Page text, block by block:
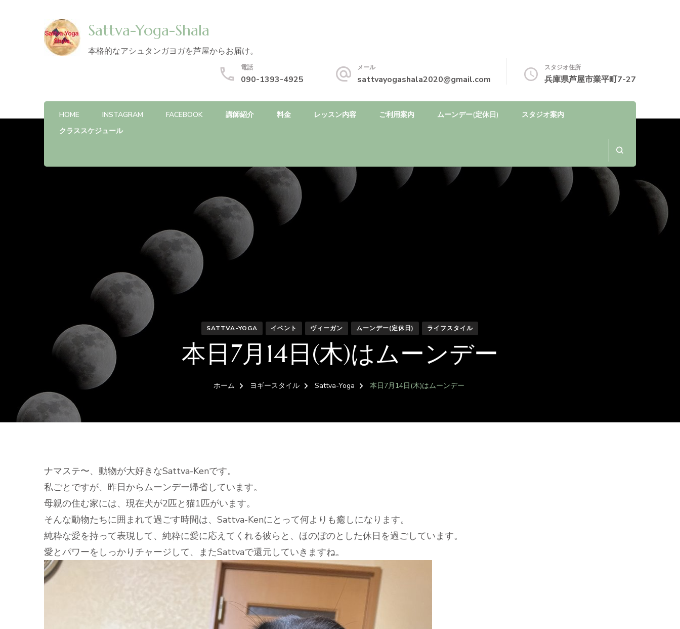
Sattva-Yoga-Shala
本格的なアシュタンガヨガを芦屋からお届け。
電話
090-1393-4925
メール
sattvayogashala2020@gmail.com
スタジオ住所
兵庫県芦屋市業平町7-27
HOME INSTAGRAM FACEBOOK 講師紹介 料金 レッスン内容 ご利用案内 ムーンデー(定休日)
スタジオ案内
クラススケジュール
SATTVA-YOGA イベント ヴィーガン ムーンデー(定休日) ライフスタイル
本日7月14日(木)はムーンデー
ホーム ヨギースタイル Sattva-Yoga 本日7月14日(木)はムーンデー
ナマステ〜、動物が大好きなSattva-Kenです。
私ごとですが、昨日からムーンデー帰省しています。
母親の住む家には、現在犬が2匹と猫1匹がいます。
そんな動物たちに囲まれて過ごす時間は、Sattva-Kenにとって何よりも癒しになります。
純粋な愛を持って表現して、純粋に愛に応えてくれる彼らと、ほのぼのとした休日を過ごしています。
愛とパワーをしっかりチャージして、またSattvaで還元していきますね。